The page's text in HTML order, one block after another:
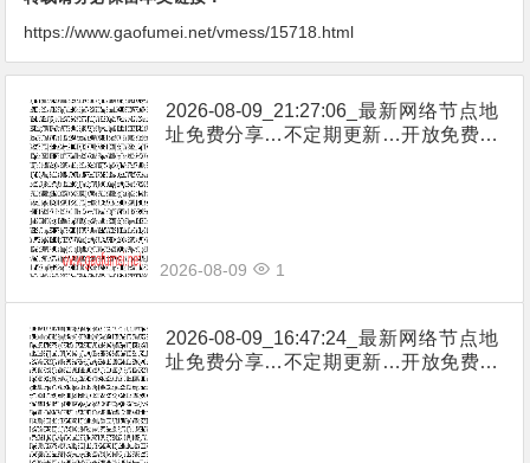
https://www.gaofumei.net/vmess/15718.html
2026-08-09_21:27:06_最新网络节点地
址免费分享…不定期更新…开放免费分
2026-08-09 1
2026-08-09_16:47:24_最新网络节点地
址免费分享…不定期更新…开放免费分